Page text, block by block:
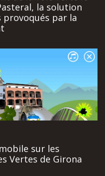
la solution
par la
sur les
Vertes de Girona